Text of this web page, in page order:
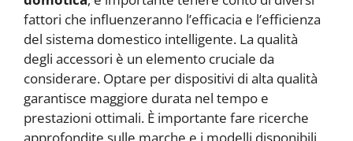
fattori che influenzeranno l’efficacia e l’efficienza
del sistema domestico intelligente. La qualità
degli accessori è un elemento cruciale da
considerare. Optare per dispositivi di alta qualità
garantisce maggiore durata nel tempo e
prestazioni ottimali. È importante fare ricerche